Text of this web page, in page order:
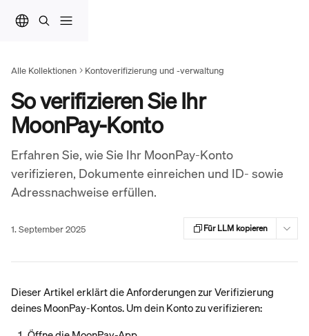
Alle Kollektionen Kontoverifizierung und -verwaltung
So verifizieren Sie Ihr
MoonPay-Konto
Erfahren Sie, wie Sie Ihr MoonPay-Konto
verifizieren, Dokumente einreichen und ID- sowie
Adressnachweise erfüllen.
1. September 2025 Für LLM kopieren
Dieser Artikel erklärt die Anforderungen zur Verifizierung
deines MoonPay-Kontos. Um dein Konto zu verifizieren: